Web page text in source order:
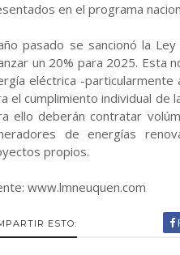
en el programa
pasado se sancionó la
un 20% para 2025. Esta
eléctrica -particularmente
el cumplimiento individual de
ello deberán contratar
de energías
propios.
www.lmneuquen.com
ESTO: